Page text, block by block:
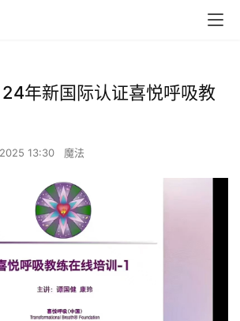
24年新国际认证喜悦呼吸教
13:30 魔法